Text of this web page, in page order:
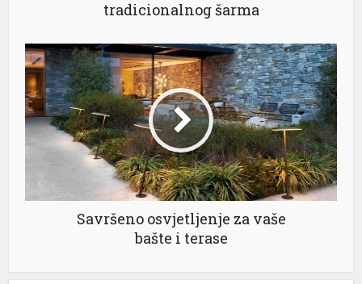
tradicionalnog šarma
Savršeno osvjetljenje za vaše
bašte i terase